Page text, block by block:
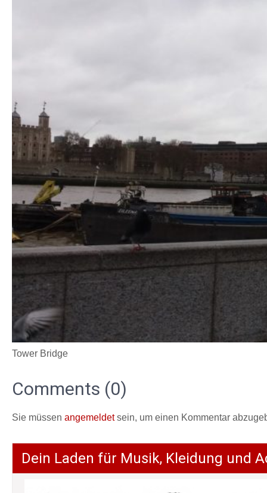
Tower Bridge
Comments (0)
Sie müssen angemeldetsein, um einen Kommentar
Dein Laden für Musik, Kleidung und